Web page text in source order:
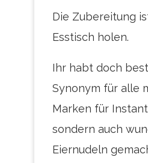
Die Zubereitung
Esstisch holen.
Ihr habt doch
Synonym für alle
Marken für
sondern auch
Eiernudeln